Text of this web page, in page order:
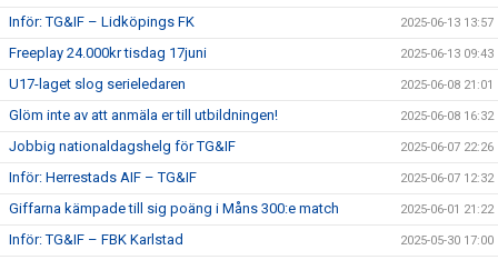
Inför: TG&IF – Lidköpings FK 2025-06-13 13:57
Freeplay 24.000kr tisdag 17juni 2025-06-13 09:43
U17-laget slog serieledaren 2025-06-08 21:01
Glöm inte av att anmäla er till utbildningen! 2025-06-08 16:32
Jobbig nationaldagshelg för TG&IF 2025-06-07 22:26
Inför: Herrestads AIF – TG&IF 2025-06-07 12:32
Giffarna kämpade till sig poäng i Måns 300:e match 2025-06-01 21:22
Inför: TG&IF – FBK Karlstad 2025-05-30 17:00